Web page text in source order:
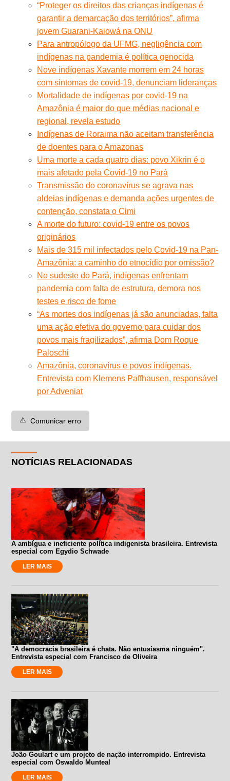
“Proteger os direitos das crianças indígenas é
garantir a demarcação dos territórios”, afirma
jovem Guarani-Kaiowá na ONU
Para antropólogo da UFMG, negligência com
indígenas na pandemia é política genocida
Nove indígenas Xavante morrem em 24 horas
com sintomas de covid-19, denunciam lideranças
Mortalidade de indígenas por covid-19 na
Amazônia é maior do que médias nacional e
regional, revela estudo
Indígenas de Roraima não aceitam transferência
de doentes para o Amazonas
Uma morte a cada quatro dias: povo Xikrin é o
mais afetado pela Covid-19 no Pará
Transmissão do coronavírus se agrava nas
aldeias indígenas e demanda ações urgentes de
contenção, constata o Cimi
A morte do futuro: covid-19 entre os povos
originários
Mais de 315 mil infectados pelo Covid-19 na Pan-
Amazônia: a caminho do etnocídio por omissão?
No sudeste do Pará, indígenas enfrentam
pandemia com falta de estrutura, demora nos
testes e risco de fome
“As mortes dos indígenas já são anunciadas, falta
uma ação efetiva do governo para cuidar dos
povos mais fragilizados”, afirma Dom Roque
Paloschi
Amazônia, coronavírus e povos indígenas.
Entrevista com Klemens Paffhausen, responsável
por Adveniat
⚠️ Comunicar erro
NOTÍCIAS RELACIONADAS
A ambígua e ineficiente política indigenista brasileira. Entrevista
especial com Egydio Schwade
LER MAIS
"A democracia brasileira é chata. Não entusiasma ninguém".
Entrevista especial com Francisco de Oliveira
LER MAIS
João Goulart e um projeto de nação interrompido. Entrevista
especial com Oswaldo Munteal
LER MAIS